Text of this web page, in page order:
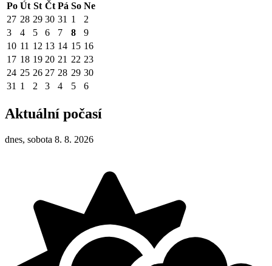
Po Út St Čt Pá So Ne
27 28 29 30 31 1
2
3
4 5 6 7 8
9
10 11 12 13 14 15 16
17 18 19 20 21 22 23
24 25 26 27 28 29 30
31 1 2 3 4 5 6
Aktuální počasí
dnes, sobota 8. 8. 2026